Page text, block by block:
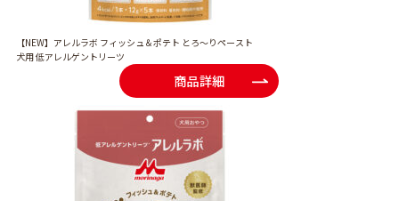
【NEW】アレルラボ フィッシュ＆ポテト とろ～りペースト
犬用 低アレルゲントリーツ
商品詳細